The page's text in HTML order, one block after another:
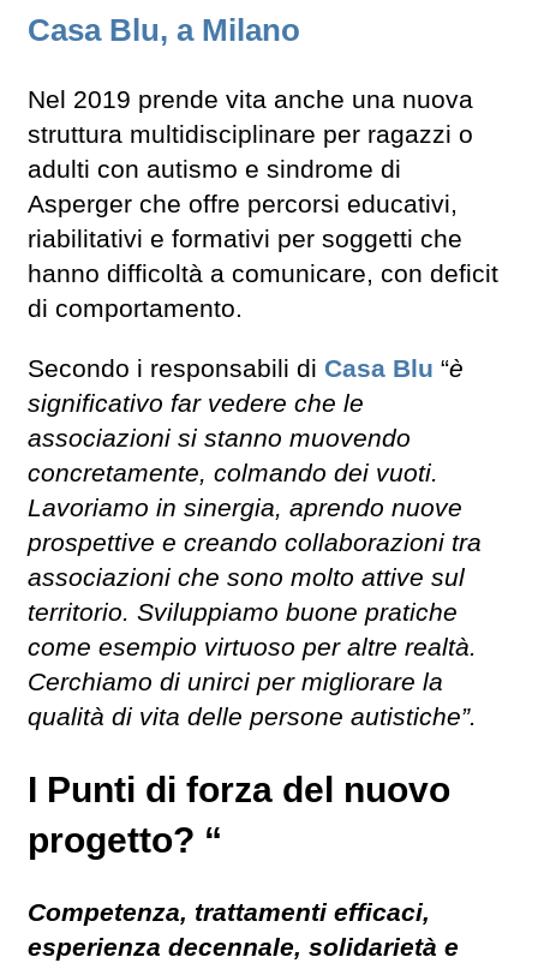
Casa Blu, a Milano
Nel 2019 prende vita anche una nuova
struttura multidisciplinare per ragazzi o
adulti con autismo e sindrome di
Asperger che offre percorsi educativi,
riabilitativi e formativi per soggetti che
hanno difficoltà a comunicare, con deficit
di comportamento.
Secondo i responsabili di Casa Blu “è
significativo far vedere che le
associazioni si stanno muovendo
concretamente, colmando dei vuoti.
Lavoriamo in sinergia, aprendo nuove
prospettive e creando collaborazioni tra
associazioni che sono molto attive sul
territorio. Sviluppiamo buone pratiche
come esempio virtuoso per altre realtà.
Cerchiamo di unirci per migliorare la
qualità di vita delle persone autistiche”.
I Punti di forza del nuovo
progetto? “
Competenza, trattamenti efficaci,
esperienza decennale, solidarietà e